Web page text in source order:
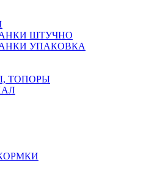
ШТУЧНО
УПАКОВКА
ТОПОРЫ